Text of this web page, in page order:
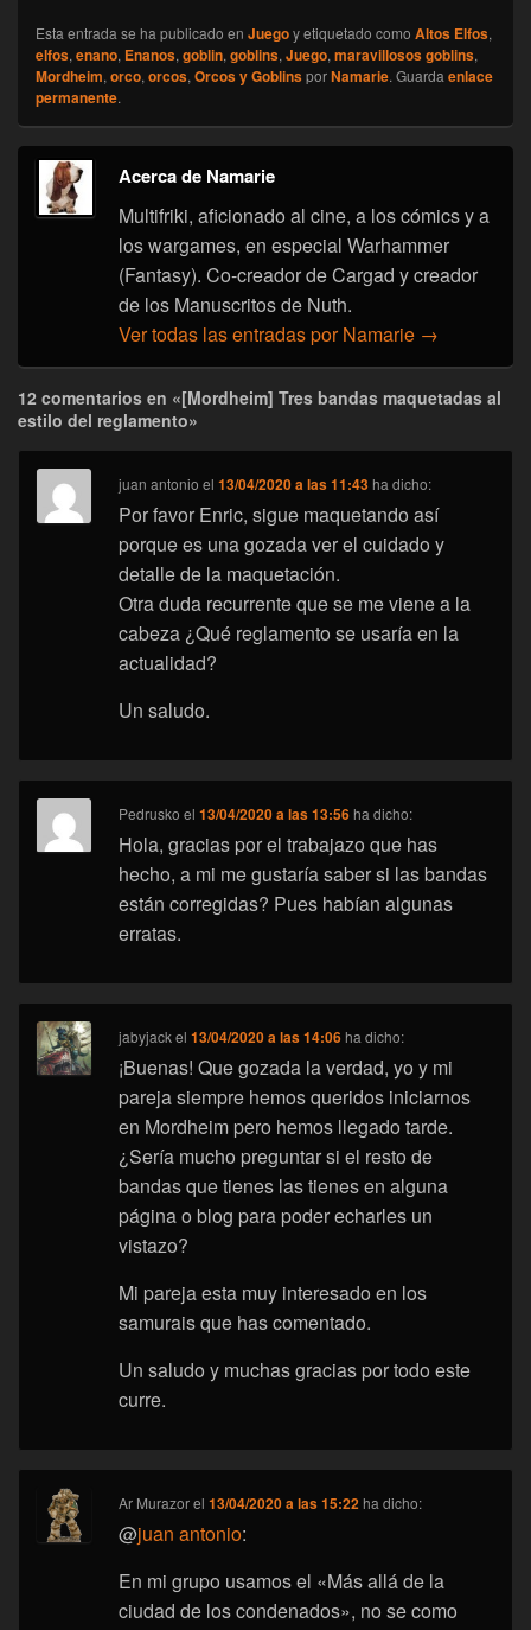
Esta entrada se ha publicado en Juegoy etiquetado como Altos Elfos,
elfos, enano, Enanos, goblin, goblins, Juego, maravillosos goblins,
Mordheim, orco, orcos, Orcos y GoblinsporNamarie. Guarda enlace
permanente.
Acerca de Namarie
Multifriki, aficionado al cine, a los cómics y a
los wargames, en especial Warhammer
(Fantasy). Co-creador de Cargad y creador
de los Manuscritos de Nuth.
Ver todas las entradas por Namarie →
12 comentarios en «[Mordheim] Tres bandas maquetadas al
estilo del reglamento»
juan antonio el13/04/2020 a las 11:43 ha dicho:
Por favor Enric, sigue maquetando así
porque es una gozada ver el cuidado y
detalle de la maquetación.
Otra duda recurrente que se me viene a la
cabeza ¿Qué reglamento se usaría en la
actualidad?
Un saludo.
Pedrusko el13/04/2020 a las 13:56 ha dicho:
Hola, gracias por el trabajazo que has
hecho, a mi me gustaría saber si las bandas
están corregidas? Pues habían algunas
erratas.
jabyjackel13/04/2020 a las 14:06 ha dicho:
¡Buenas! Que gozada la verdad, yo y mi
pareja siempre hemos queridos iniciarnos
en Mordheim pero hemos llegado tarde.
¿Sería mucho preguntar si el resto de
bandas que tienes las tienes en alguna
página o blog para poder echarles un
vistazo?
Mi pareja esta muy interesado en los
samurais que has comentado.
Un saludo y muchas gracias por todo este
curre.
Ar Murazorel13/04/2020 a las 15:22 ha dicho:
@juan antonio:
En mi grupo usamos el «Más allá de la
ciudad de los condenados», no se como